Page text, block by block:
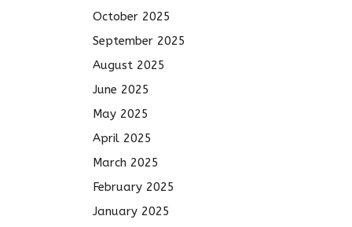
October 2025
September 2025
August 2025
June 2025
May 2025
April 2025
March 2025
February 2025
January 2025